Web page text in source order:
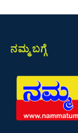
ನಮ್ಮ ಬಗ್ಗೆ